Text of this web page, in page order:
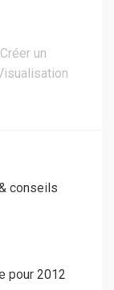
un
conseils
pour 2012